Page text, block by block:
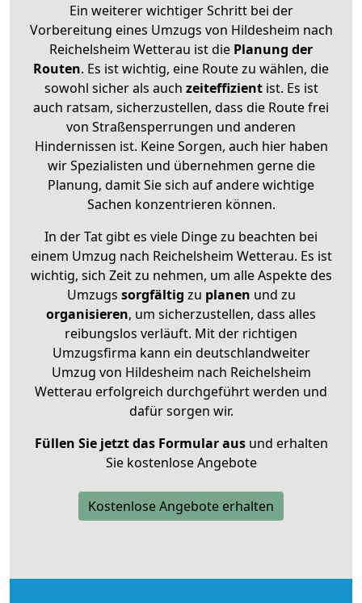
Ein weiterer wichtiger Schritt bei der
Vorbereitung eines Umzugs von Hildesheim nach
Reichelsheim Wetterau ist die Planung der
Routen. Es ist wichtig, eine Route zu wählen, die
sowohl sicher als auch zeiteffizientist. Es ist
auch ratsam, sicherzustellen, dass die Route frei
von Straßensperrungen und anderen
Hindernissen ist. Keine Sorgen, auch hier haben
wir Spezialisten und übernehmen gerne die
Planung, damit Sie sich auf andere wichtige
Sachen konzentrieren können.
In der Tat gibt es viele Dinge zu beachten bei
einem Umzug nach Reichelsheim Wetterau. Es ist
wichtig, sich Zeit zu nehmen, um alle Aspekte des
Umzugs sorgfältig zu planen und zu
organisieren, um sicherzustellen, dass alles
reibungslos verläuft. Mit der richtigen
Umzugsfirma kann ein deutschlandweiter
Umzug von Hildesheim nach Reichelsheim
Wetterau erfolgreich durchgeführt werden und
dafür sorgen wir.
Füllen Sie jetzt das Formular ausund erhalten
Sie kostenlose Angebote
Kostenlose Angebote erhalten